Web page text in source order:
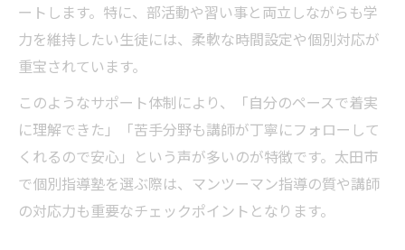
ートします。特に、部活動や習い事と両立しながらも学
力を維持したい生徒には、柔軟な時間設定や個別対応が
重宝されています。
このようなサポート体制により、「自分のペースで着実
に理解できた」「苦手分野も講師が丁寧にフォローして
くれるので安心」という声が多いのが特徴です。太田市
で個別指導塾を選ぶ際は、マンツーマン指導の質や講師
の対応力も重要なチェックポイントとなります。